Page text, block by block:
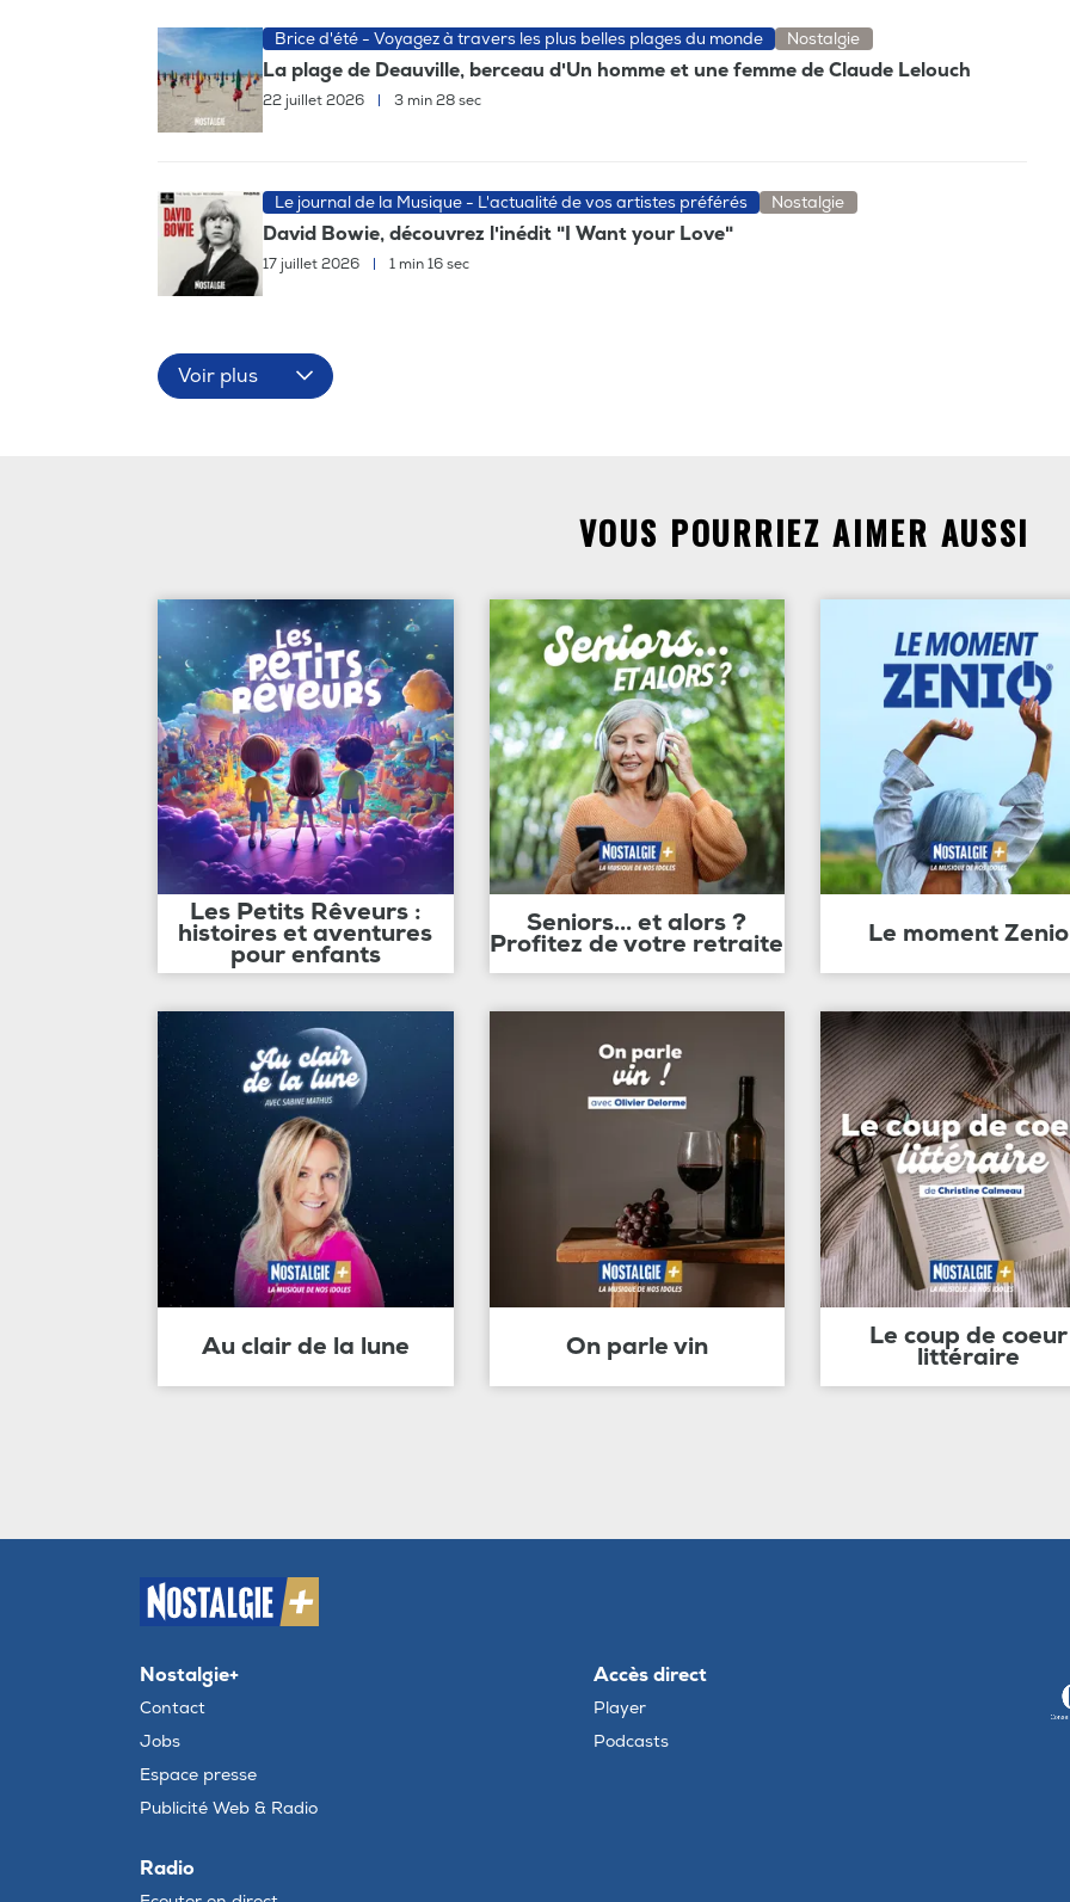
Brice d'été - Voyagez à travers les plus belles plages du monde Nostalgie
La plage de Deauville, berceau d'Un homme et une femme de Claude Lelouch
22 juillet 2026 3 min 28 sec
Le journal de la Musique - L'actualité de vos artistes préférés Nostalgie
David Bowie, découvrez l'inédit "I Want your Love"
17 juillet 2026 1 min 16 sec
Voir plus
VOUS POURRIEZ AIMER AUSSI
Les Petits Rêveurs :
histoires et aventures
pour enfants
Seniors... et alors ?
Profitez de votre retraite Le moment Zenio
Au clair de la lune On parle vin Le coup de coeur
littéraire
Nostalgie+
Contact
Jobs
Espace presse
Publicité Web & Radio
Accès direct
Player
Podcasts
Radio